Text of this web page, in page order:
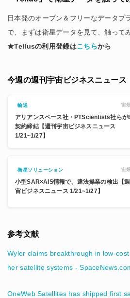
日本発のオープン＆フリーなデータプ
で、まずは衛星データを見て、触って
★Tellusの利用登録はこちらから
今週の週刊宇宙ビジネスニュース
輸送 宙
アリアンスペース社・PTScientists社らが
契約締結【週刊宇宙ビジネスニュース
1/21~1/27】
衛星ソリューション 宙
小型SAR×AIS情報で、違法操業の検出【
宙ビジネスニュース 1/21~1/27】
参考文献
Wyler claims breakthrough in low-
her satellite systems -
OneWeb Satellites has shipped first